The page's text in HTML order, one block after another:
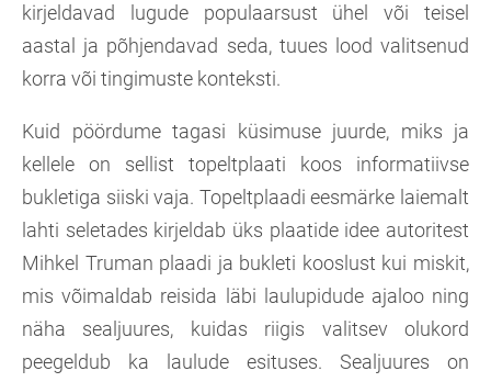
kirjeldavad lugude populaarsust ühel või teisel
aastal ja põhjendavad seda, tuues lood valitsenud
korra või tingimuste konteksti.
Kuid pöördume tagasi küsimuse juurde, miks ja
kellele on sellist topeltplaati koos informatiivse
bukletiga siiski vaja. Topeltplaadi eesmärke laiemalt
lahti seletades kirjeldab üks plaatide idee autoritest
Mihkel Truman plaadi ja bukleti kooslust kui miskit,
mis võimaldab reisida läbi laulupidude ajaloo ning
näha sealjuures, kuidas riigis valitsev olukord
peegeldub ka laulude esituses. Sealjuures on